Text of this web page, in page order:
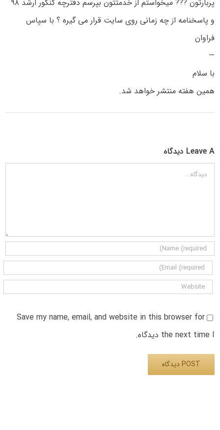
پربارتون ??? میخواستم از خدمتتون بپرسم دفترچه کنکور ارشد ۹۸
و پاسخنامه از چه زمانی روی سایت قرار می گیره ؟ با سپاس
فراوان
—
با سلام
همین هفته منتشر خواهد شد.
Leave A دیدگاه
دیدگاه
Save my name, email, and website in this browser for
the next time I دیدگاه.